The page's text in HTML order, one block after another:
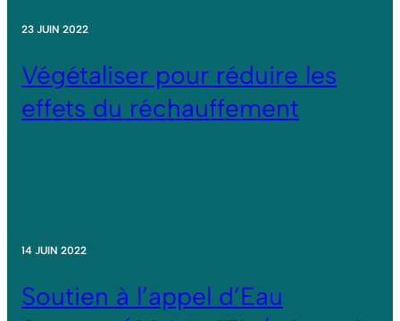
23 JUIN 2022
Végétaliser pour réduire les
effets du réchauffement
14 JUIN 2022
Soutien à l’appel d’Eau